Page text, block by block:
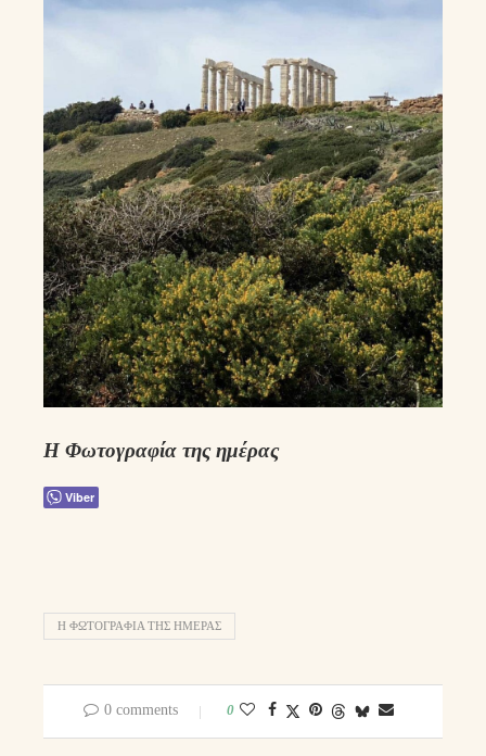
Η Φωτογραφία της ημέρας
Viber
Η ΦΩΤΟΓΡΑΦΊΑ ΤΗΣ ΗΜΈΡΑΣ
0 comments 0